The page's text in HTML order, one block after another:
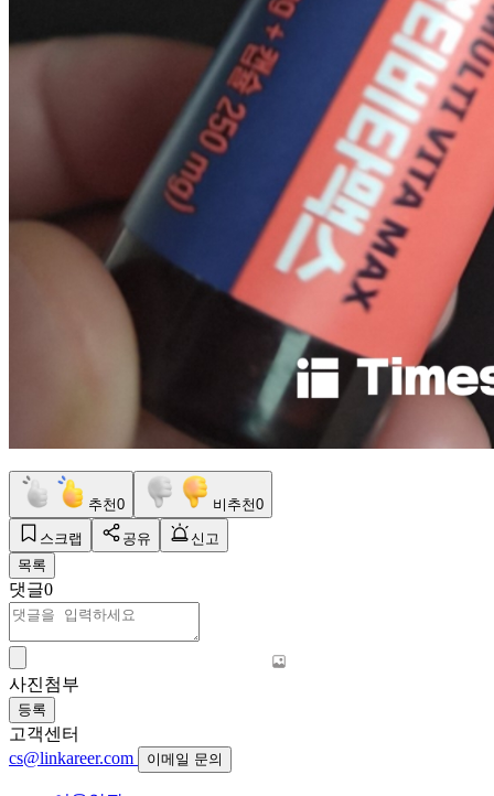
추천0 비추천0
스크랩 공유
신고
목록
댓글0
사진첨부
등록
고객센터
cs@linkareer.com
이메일 문의